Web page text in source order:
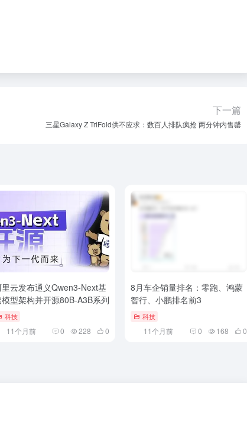
下一篇
三星Galaxy Z TriFold供不应求：数百人排队疯抢 两分钟内售罄
云发布通义Qwen3-Next基
型架构并开源80B-A3B系列
科技
11个月前 0 228 0
8月车企销量排名：零跑、鸿蒙
智行、小鹏排名前3
科技
11个月前 0 168 0